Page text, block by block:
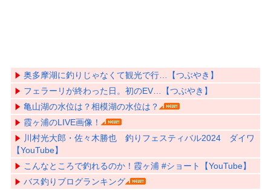
奥多摩湖に釣りじゃなくて観光で行…【つぶやき】
フェラーリが終わった日。初のEV…【つぶやき】
亀山湖の水位は？相模湖の水位は？
霞ヶ浦のLIVE画像！
川村光大郎・佐々木勝也 釣りフェスティバル2024 ダイワ
【YouTube】
こんなところで釣れるのか！霞ヶ浦 #ショート【YouTube】
バス釣りブログランキング